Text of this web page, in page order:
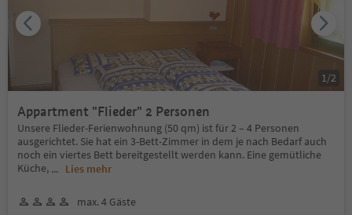
Appartment "Flieder" 2 Personen
Unsere Flieder-Ferienwohnung (50 qm) ist für 2 – 4 Personen
ausgerichtet. Sie hat ein 3-Bett-Zimmer in dem je nach Bedarf auch
noch ein viertes Bett bereitgestellt werden kann. Eine gemütliche
Küche, ... Lies mehr
max. 4 Gäste
1 /2